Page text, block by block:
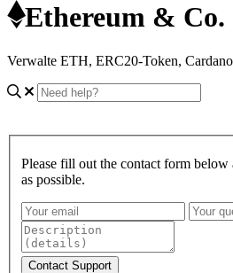
Ethereum & Co.
Verwalte ETH, ERC20-Token,
Please fill out the contact form
as possible.
Contact Support